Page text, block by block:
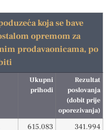
koja se bave
opremom za
prodavaonicama, po
Ukupni
prihodi
Rezultat
poslovanja
(dobit prije
oporezivanja)
615.083 341.994